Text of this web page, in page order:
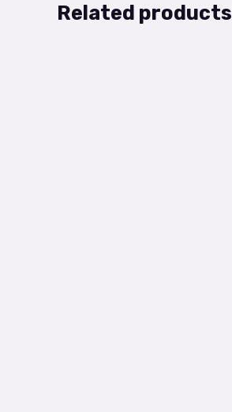
Related products